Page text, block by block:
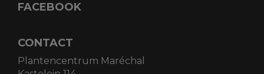
FACEBOOK
CONTACT
Plantencentrum Maréchal